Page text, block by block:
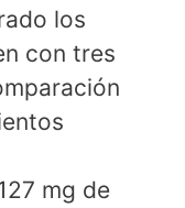
los
con tres
mg de